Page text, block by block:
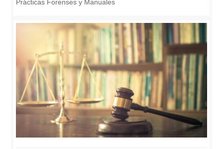
Prácticas Forenses y Manuales